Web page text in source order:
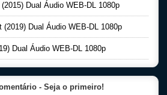
Dual Áudio WEB-DL 1080p
(2019) Dual Áudio WEB-DL 1080p
Dual Áudio WEB-DL 1080p
- Seja o primeiro!